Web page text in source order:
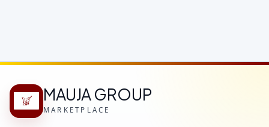
MAUJA GROUP
MARKETPLACE